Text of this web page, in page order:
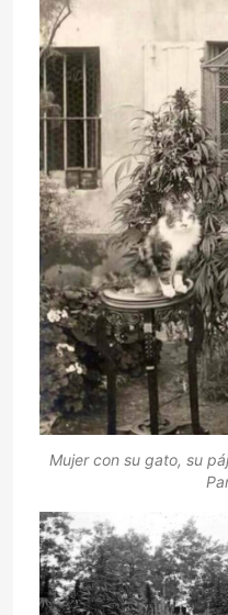
Mujer con su gato, su